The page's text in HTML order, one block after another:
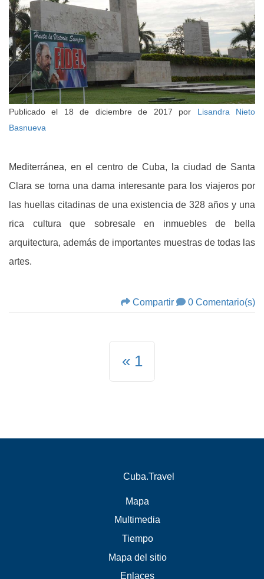
Publicado el 18 de diciembre de 2017 por
Lisandra Nieto
Basnueva
Mediterránea, en el centro de Cuba, la ciudad de Santa
Clara se torna una dama interesante para los viajeros por
las huellas citadinas de una existencia de 328 años y una
rica cultura que sobresale en inmuebles de bella
arquitectura, además de importantes muestras de todas las
artes.
Compartir 0 Comentario(s)
1
Cuba.Travel
Mapa
Multimedia
Tiempo
Mapa del sitio
Enlaces